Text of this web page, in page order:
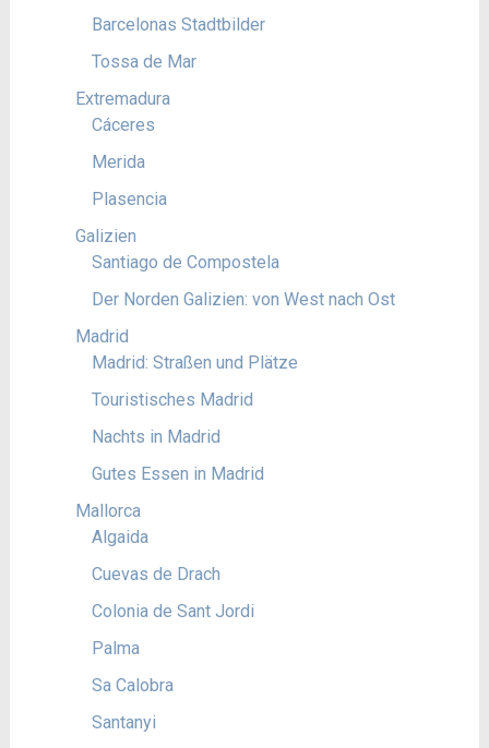
Barcelonas Stadtbilder
Tossa de Mar
Extremadura
Cáceres
Merida
Plasencia
Galizien
Santiago de Compostela
Der Norden Galizien: von West nach Ost
Madrid
Madrid: Straßen und Plätze
Touristisches Madrid
Nachts in Madrid
Gutes Essen in Madrid
Mallorca
Algaida
Cuevas de Drach
Colonia de Sant Jordi
Palma
Sa Calobra
Santanyi